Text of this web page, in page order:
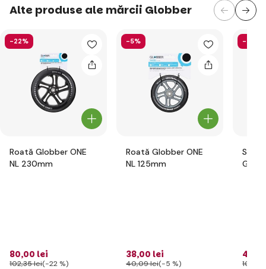
Alte produse ale mărcii Globber
-22%
Roată Globber ONE
NL 230mm
80,00 lei
102,35 lei(-22 %)
-5%
Roată Globber ONE
NL 125mm
38,00 lei
40,09 lei(-5 %)
-58%
Set
42
102